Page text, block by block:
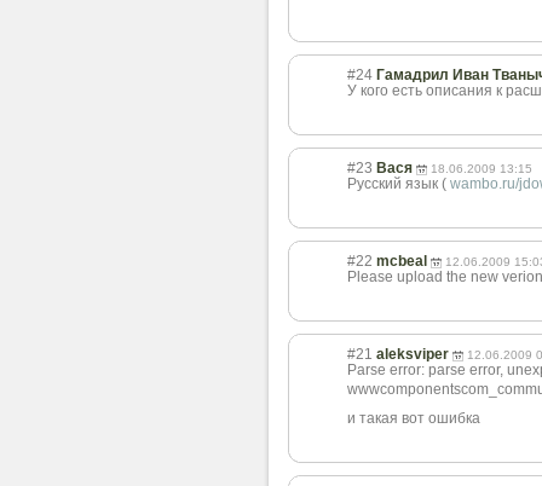
#24 Гамадрил Иван
У кого есть описания к
#23 Вася 18.06.2009 13:15
Русский язык ( wambo.ru/
#22 mcbeal 12.06.2009
Please upload the new
#21 aleksviper 12.06.2009
Parse error: parse error,
и такая вот ошибка